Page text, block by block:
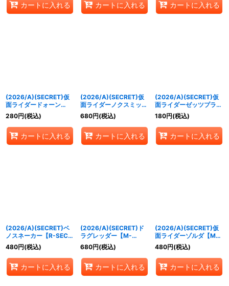
カートに入れる カートに入れる カートに入れる
(2026/A)(SECRET)仮
面ライダードォーン
【M-SEC】{26RCB01-
020}《紫》
280円(税込)
カートに入れる
(2026/A)(SECRET)仮
面ライダーノクスミッド
ナイトシャドウ【M-
SEC】{26RCB01-022}
《紫》
680円(税込)
カートに入れる
(2026/A)(SECRET)仮
面ライダーゼッツプラズ
マブースター【M-
SEC】{26RCB01-023}
《紫》
180円(税込)
カートに入れる
(2026/A)(SECRET)ベ
ノスネーカー【R-SEC】
{26RCB01-028}《白》
480円(税込)
カートに入れる
(2026/A)(SECRET)ド
ラグレッダー【M-
SEC】{26RCB01-031}
《白》
680円(税込)
カートに入れる
(2026/A)(SECRET)仮
面ライダーゾルダ【M-
SEC】{26RCB01-035}
《白》
480円(税込)
カートに入れる